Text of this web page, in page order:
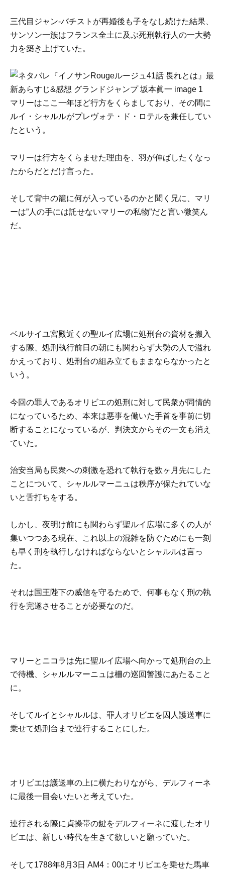
三代目ジャン-バチストが再婚後も子をなし続けた結果、
サンソン一族はフランス全土に及ぶ死刑執行人の一大勢
力を築き上げていた。
マリーはここ一年ほど行方をくらましており、その間に
ルイ・シャルルがプレヴォテ・ド・ロテルを兼任してい
たという。
マリーは行方をくらませた理由を、羽が伸ばしたくなっ
たからだとだけ言った。
そして背中の籠に何が入っているのかと聞く兄に、マリ
ーは”人の手には託せないマリーの私物”だと言い微笑ん
だ。
ベルサイユ宮殿近くの聖ルイ広場に処刑台の資材を搬入
する際、処刑執行前日の朝にも関わらず大勢の人で溢れ
かえっており、処刑台の組み立てもままならなかったと
いう。
今回の罪人であるオリビエの処刑に対して民衆が同情的
になっているため、本来は悪事を働いた手首を事前に切
断することになっているが、判決文からその一文も消え
ていた。
治安当局も民衆への刺激を恐れて執行を数ヶ月先にした
ことについて、シャルルマーニュは秩序が保たれていな
いと舌打ちをする。
しかし、夜明け前にも関わらず聖ルイ広場に多くの人が
集いつつある現在、これ以上の混雑を防ぐためにも一刻
も早く刑を執行しなければならないとシャルルは言っ
た。
それは国王陛下の威信を守るためで、何事もなく刑の執
行を完遂させることが必要なのだ。
マリーとニコラは先に聖ルイ広場へ向かって処刑台の上
で待機、シャルルマーニュは柵の巡回警護にあたること
に。
そしてルイとシャルルは、罪人オリビエを囚人護送車に
乗せて処刑台まで連行することにした。
オリビエは護送車の上に横たわりながら、デルフィーネ
に最後一目会いたいと考えていた。
連行される際に貞操帯の鍵をデルフィーネに渡したオリ
ビエは、新しい時代を生きて欲しいと願っていた。
そして1788年8月3日 AM4：00にオリビエを乗せた馬車